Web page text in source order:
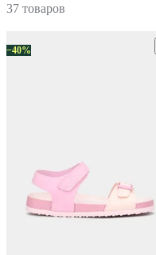
37 товаров
−40%